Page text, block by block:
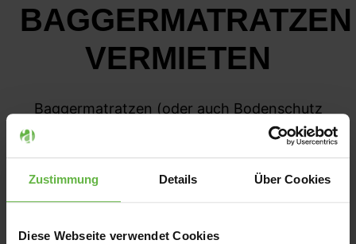
Zustimmung Details Über Cookies
Diese Webseite verwendet Cookies
BAGGERMATRATZEN
VERMIETEN
Baggermatratzen (oder auch Bodenschutz
oder mobile Baustraßen genannt) sind flache
und belastbare Bodenplatten aus Kunststoff
Schäden durch schwere Baufahrzeuge
schützen. Sie verteilen die Last von schweren
Maschinen und verhindern so